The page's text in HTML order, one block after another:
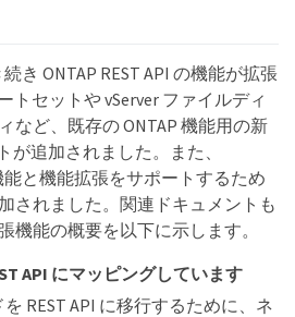
き ONTAP REST API の機能が拡張
トセットや vServer ファイルディ
など、既存の ONTAP 機能用の新
が追加されました。また、
能と機能拡張をサポートするため
されました。関連ドキュメントも
機能の概要を以下に示します。
API にマッピングしています
REST API に移行するために、ネ